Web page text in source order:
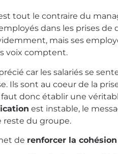
tout le contraire du
dans les prises de
mais ses
voix comptent.
car les salariés se
Ils sont au coeur de la
faut donc établir une
est instable, le
reste du groupe.
de renforcer la cohésion